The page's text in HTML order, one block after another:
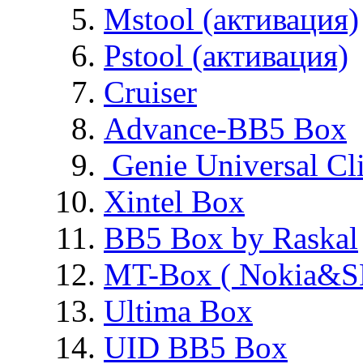
Mstool (активация)
Pstool (активация)
Cruiser
Advance-BB5 Box
Genie Universal
Xintel Box
BB5 Box by Raskal
MT-Box (
Ultima Box
UID BB5 Box